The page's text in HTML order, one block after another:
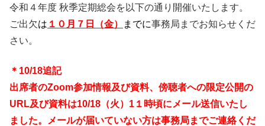
令和４年度 秋季定期総会を以下の通り開催いたします。
ご出欠は １０月７日（金） までに事務局までお知らせくだ
さい。
＊10/18追記
出席者のZoom参加情報及び資料、傍聴者への限定公開の
URL及び資料は10/18（火）1１時頃にメール送信いたし
ました。メールが届いていない方は事務局までご連絡くだ